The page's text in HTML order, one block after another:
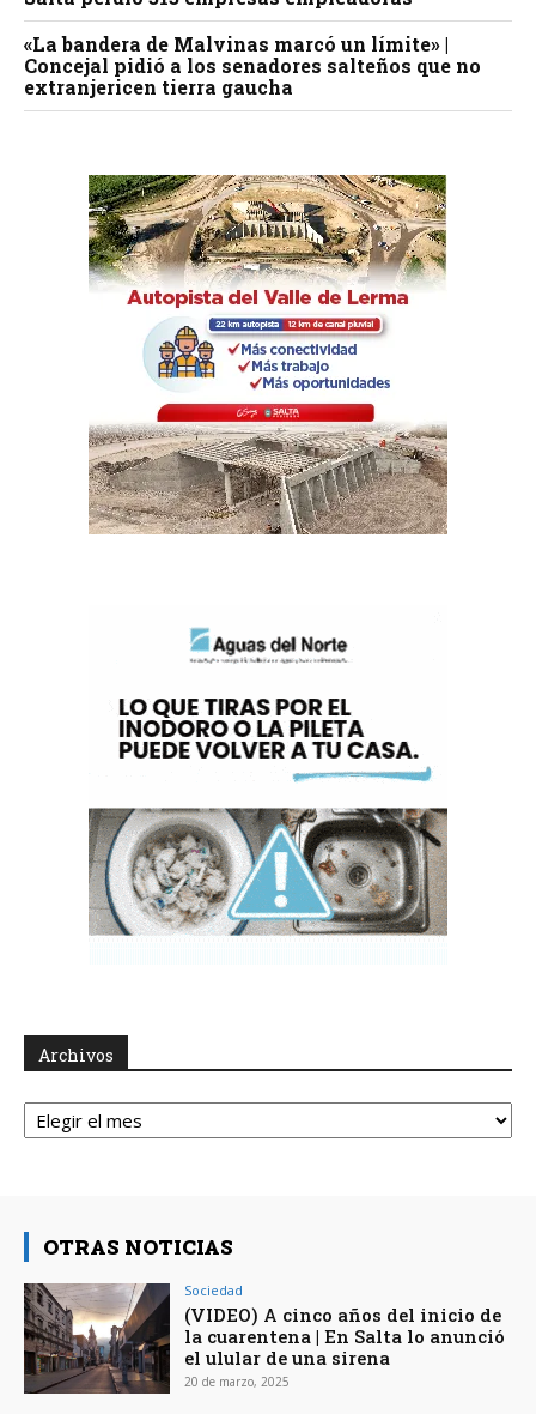
«La bandera de Malvinas marcó un límite» |
Concejal pidió a los senadores salteños que no
extranjericen tierra gaucha
Archivos
Archivos
OTRAS NOTICIAS
Sociedad
(VIDEO) A cinco años del inicio de
la cuarentena | En Salta lo anunció
el ulular de una sirena
20 de marzo, 2025